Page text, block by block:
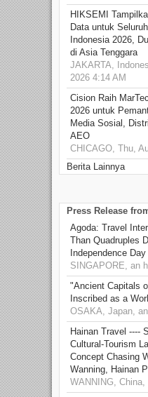
HIKSEMI
Data untuk
Indonesia 2026,
di Asia Tenggara
JAKARTA,
2026 4:14 AM
Cision Raih
2026 untuk
Media Sosial,
AEO
CHICAGO, Thu,
Berita Lainnya
Press Release
Agoda: Travel
Than Quadruples
Independence
SINGAPORE, an
"Ancient Capitals
Inscribed as a
OSAKA, Japan,
Hainan Travel ----
Cultural‑Tourism
Concept Chasing
Wanning, Hainan
WANNING, China,